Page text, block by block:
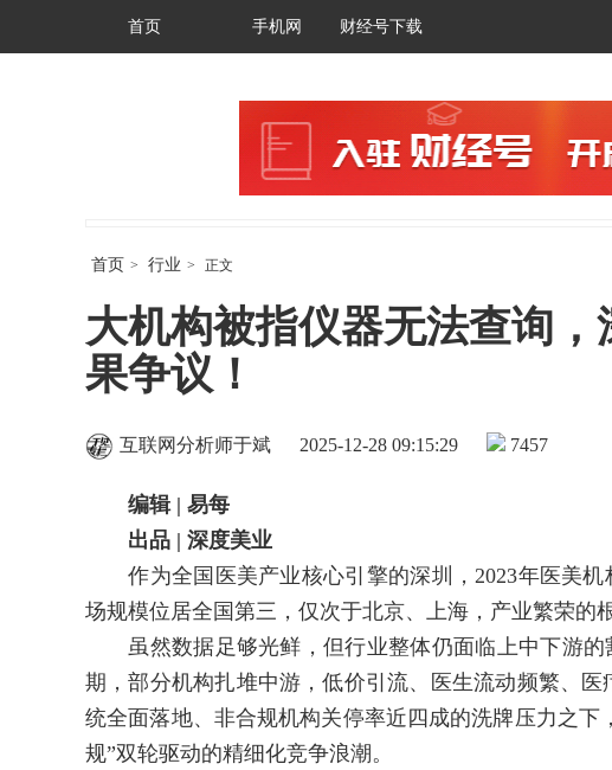
首页 手机网 财经号下载
首页 > 行业 > 正文
大机构被指仪器无法查询
果争议！
互联网分析师于斌 2025-12-28 09:15:29 7457
编辑 | 易每
出品 | 深度美业
作为全国医美产业核心引擎的深圳，2023年医美机
场规模位居全国第三，仅次于北京、上海，产业繁荣的
虽然数据足够光鲜，但行业整体仍面临上中下游的
期，部分机构扎堆中游，低价引流、医生流动频繁、
统全面落地、非合规机构关停率近四成的洗牌压力之下
规”双轮驱动的精细化竞争浪潮。